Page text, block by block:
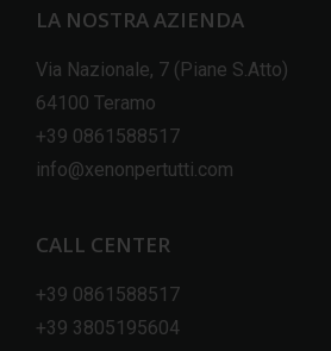
LA NOSTRA AZIENDA
Via Nazionale, 7 (Piane S.Atto)
64100 Teramo
+39 0861588517
info@xenonpertutti.com
CALL CENTER
+39 0861588517
+39 3805195604